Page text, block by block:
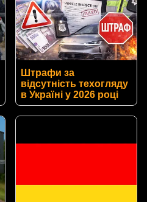
Штрафи за
відсутність техогляду
в Україні у 2026 році